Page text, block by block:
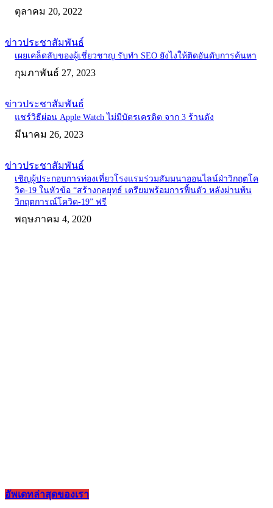
ตุลาคม 20, 2022
ข่าวประชาสัมพันธ์
เผยเคล็ดลับของผู้เชี่ยวชาญ รับทำ SEO ยังไงให้ติดอันดับการค้นหา
กุมภาพันธ์ 27, 2023
ข่าวประชาสัมพันธ์
แชร์วิธีผ่อน Apple Watch ไม่มีบัตรเครดิต จาก 3 ร้านดัง
มีนาคม 26, 2023
ข่าวประชาสัมพันธ์
เชิญผู้ประกอบการท่องเที่ยวโรงแรมร่วมสัมมนาออนไลน์ฝ่าวิกฤตโค
วิด-19 ในหัวข้อ “สร้างกลยุทธ์ เตรียมพร้อมการฟื้นตัว หลังผ่านพ้น
วิกฤตการณ์โควิด-19” ฟรี
พฤษภาคม 4, 2020
อัพเดทล่าสุดของเรา